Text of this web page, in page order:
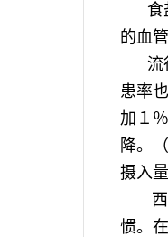
食盐
的血
流行
患率
加１
降。
摄入
西方
惯。